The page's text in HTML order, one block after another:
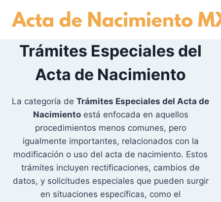
Trámites Especiales del
Acta de Nacimiento
La categoría de Trámites Especiales del Acta de
Nacimientoestá enfocada en aquellos
procedimientos menos comunes, pero
igualmente importantes, relacionados con la
modificación o uso del acta de nacimiento. Estos
trámites incluyen rectificaciones, cambios de
datos, y solicitudes especiales que pueden surgir
en situaciones específicas, como el